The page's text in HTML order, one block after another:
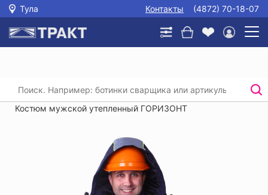
Тула Контакты (4872) 70-18-07
Главная / /
Утепленные рабочие костюмы
Костюм мужской утепленный ГОРИЗОНТ